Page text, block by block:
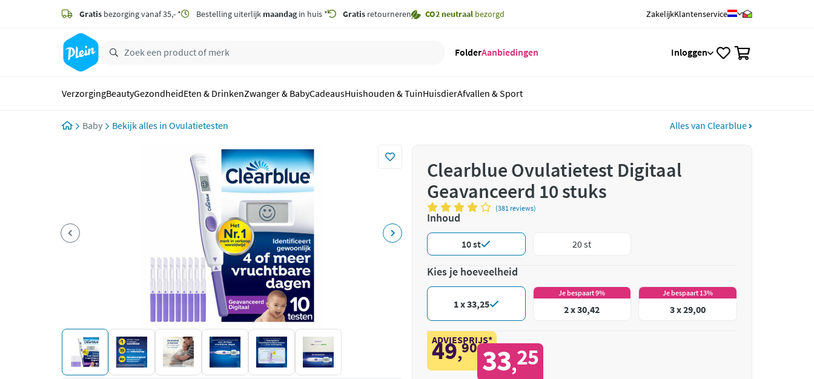
zoeken
hoofdinhoud
Gratis bezorging vanaf 35,- * Bestelling uiterlijk maandagin huis * Gratis retourneren CO2 neutraal bezorgd ZakelijkKlantenservice
FolderAanbiedingen Inloggen
VerzorgingBeautyGezondheidEten & DrinkenZwanger & BabyCadeausHuishouden & TuinHuisdierAfvallen & Sport
Baby Ovulatietesten Alles van Clearblue
Clearblue Ovulatietest Digitaal
Geavanceerd 10 stuks
(381 reviews)
Inhoud
10 st 20 st
Kies je hoeveelheid
1 x 33,25
Je bespaart 9%
2 x 30,42
Je bespaart 13%
3 x 29,00
ADVIESPRIJS*
49,90 33,25